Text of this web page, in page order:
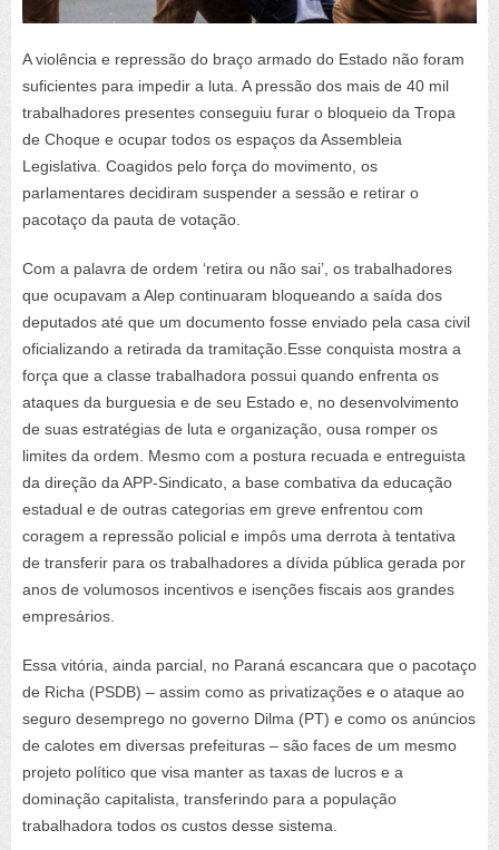
A violência e repressão do braço armado do Estado não foram
suficientes para impedir a luta. A pressão dos mais de 40 mil
trabalhadores presentes conseguiu furar o bloqueio da Tropa
de Choque e ocupar todos os espaços da Assembleia
Legislativa. Coagidos pelo força do movimento, os
parlamentares decidiram suspender a sessão e retirar o
pacotaço da pauta de votação.
Com a palavra de ordem ‘retira ou não sai’, os trabalhadores
que ocupavam a Alep continuaram bloqueando a saída dos
deputados até que um documento fosse enviado pela casa civil
oficializando a retirada da tramitação.Esse conquista mostra a
força que a classe trabalhadora possui quando enfrenta os
ataques da burguesia e de seu Estado e, no desenvolvimento
de suas estratégias de luta e organização, ousa romper os
limites da ordem. Mesmo com a postura recuada e entreguista
da direção da APP-Sindicato, a base combativa da educação
estadual e de outras categorias em greve enfrentou com
coragem a repressão policial e impôs uma derrota à tentativa
de transferir para os trabalhadores a dívida pública gerada por
anos de volumosos incentivos e isenções fiscais aos grandes
empresários.
Essa vitória, ainda parcial, no Paraná escancara que o pacotaço
de Richa (PSDB) – assim como as privatizações e o ataque ao
seguro desemprego no governo Dilma (PT) e como os anúncios
de calotes em diversas prefeituras – são faces de um mesmo
projeto político que visa manter as taxas de lucros e a
dominação capitalista, transferindo para a população
trabalhadora todos os custos desse sistema.